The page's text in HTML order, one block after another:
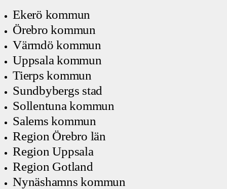
Ekerö kommun
Örebro kommun
Värmdö kommun
Uppsala kommun
Tierps kommun
Sundbybergs stad
Sollentuna kommun
Salems kommun
Region Örebro län
Region Uppsala
Region Gotland
Nynäshamns kommun